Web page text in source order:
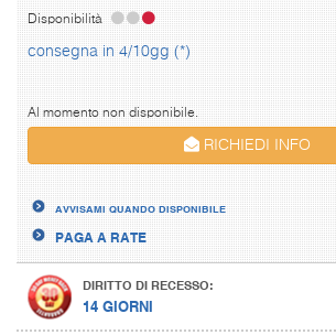
Disponibilità
consegna in 4/10gg (*)
Al momento non disponibile.
RICHIEDI INFO
AVVISAMI QUANDO DISPONIBILE
PAGA A RATE
DIRITTO DI RECESSO:
14 GIORNI